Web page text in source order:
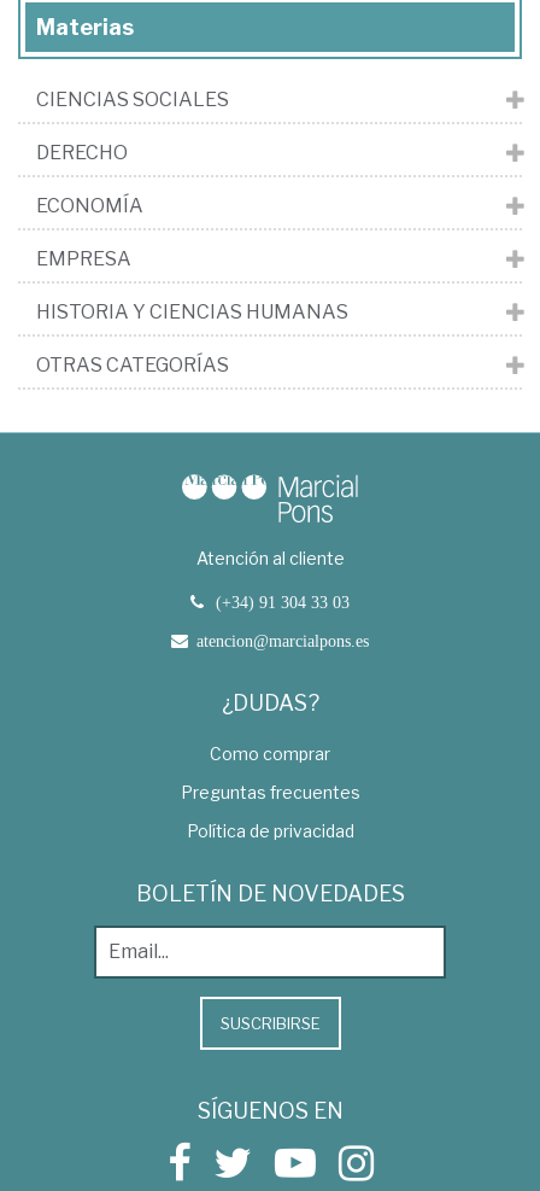
Materias
CIENCIAS SOCIALES
DERECHO
ECONOMÍA
EMPRESA
HISTORIA Y CIENCIAS HUMANAS
OTRAS CATEGORÍAS
Atención al cliente
(+34) 91 304 33 03
atencion@marcialpons.es
¿DUDAS?
Como comprar
Preguntas frecuentes
Política de privacidad
BOLETÍN DE NOVEDADES
SUSCRIBIRSE
SÍGUENOS EN